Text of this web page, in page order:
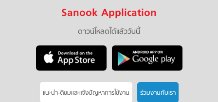
Sanook Application
ดาวน์โหลดได้แล้ววันนี้
แนะนำ-ติชมเเละแจ้งปัญหาการใช้งาน ร่วมงานกับเรา